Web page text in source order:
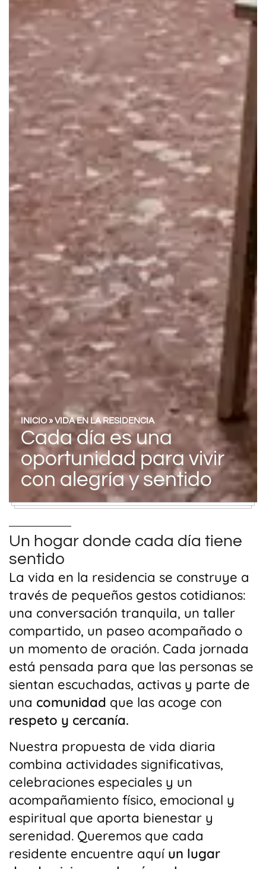
INICIO»VIDA EN LA RESIDENCIA
Cada día es una
oportunidad para vivir
con alegría y sentido
Un hogar donde cada día tiene
sentido
La vida en la residencia se construye a
través de pequeños gestos cotidianos:
una conversación tranquila, un taller
compartido, un paseo acompañado o
un momento de oración. Cada jornada
está pensada para que las personas se
sientan escuchadas, activas y parte de
una comunidad que las acoge con
respeto y cercanía.
Nuestra propuesta de vida diaria
combina actividades significativas,
celebraciones especiales y un
acompañamiento físico, emocional y
espiritual que aporta bienestar y
serenidad. Queremos que cada
residente encuentre aquí un lugar